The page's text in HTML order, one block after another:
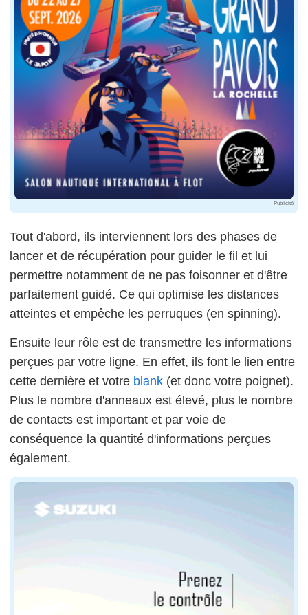
Publicité
Tout d'abord, ils interviennent lors des phases de
lancer et de récupération pour guider le fil et lui
permettre notamment de ne pas foisonner et d'être
parfaitement guidé. Ce qui optimise les distances
atteintes et empêche les perruques (en spinning).
Ensuite leur rôle est de transmettre les informations
perçues par votre ligne. En effet, ils font le lien entre
cette dernière et votre blank (et donc votre poignet).
Plus le nombre d'anneaux est élevé, plus le nombre
de contacts est important et par voie de
conséquence la quantité d'informations perçues
également.